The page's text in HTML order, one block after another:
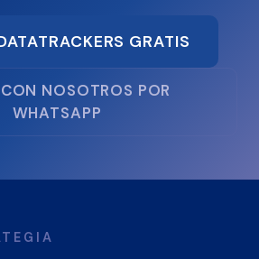
GRATIS
NOSOTROS POR
WHATSAPP